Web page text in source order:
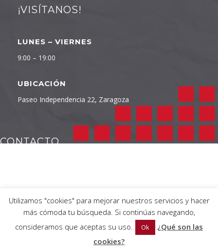
¡VISÍTANOS!
LUNES – VIERNES
9:00 – 19:00
UBICACIÓN
Paseo Independencia 22, Zaragoza
CONTACTO
EMAIL
info@independencia22.com
Utilizamos "cookies" para mejorar nuestros servicios y hacer
más cómoda tu búsqueda. Si continúas navegando,
consideramos que aceptas su uso.
Ok
¿Qué son las
cookies?